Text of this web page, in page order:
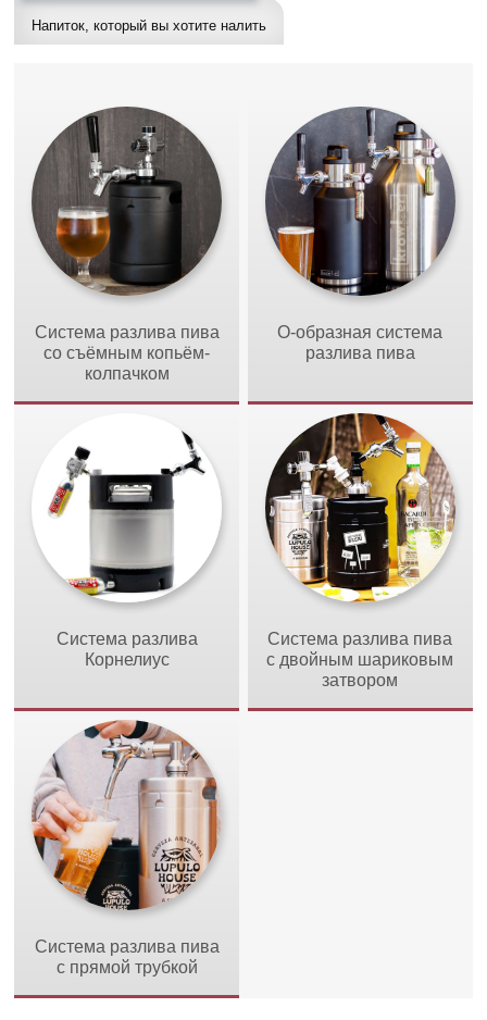
Напиток, который вы хотите налить
Система разлива пива
со съёмным копьём-
колпачком
O-образная система
разлива пива
Система разлива
Корнелиус
Система разлива пива
с двойным шариковым
затвором
Система разлива пива
с прямой трубкой